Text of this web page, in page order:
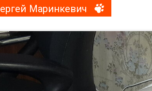
Маринкевич